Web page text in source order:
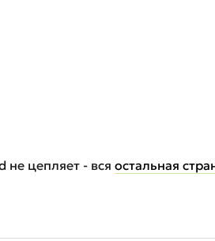
не цепляет - вся остальная